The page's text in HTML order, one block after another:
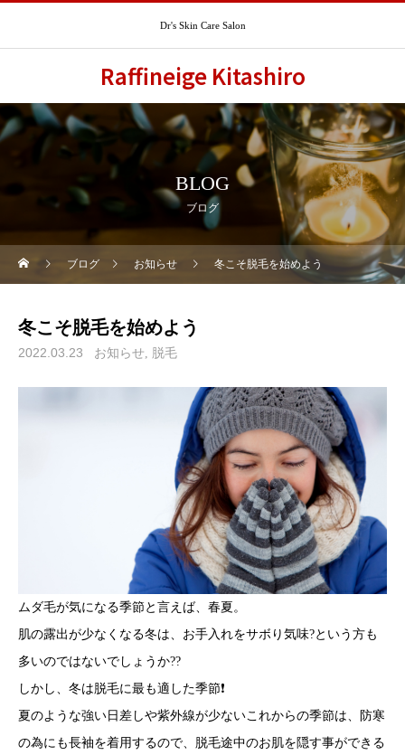
Dr's Skin Care Salon
Raffineige Kitashiro
BLOG
ブログ
ブログ お知らせ 冬こそ脱毛を始めよう
冬こそ脱毛を始めよう
2022.03.23 お知らせ 脱毛
ムダ毛が気になる季節と言えば、春夏。
肌の露出が少なくなる冬は、お手入れをサボり気味?という方も
多いのではないでしょうか??
しかし、冬は脱毛に最も適した季節❗️
夏のような強い日差しや紫外線が少ないこれからの季節は、防寒
の為にも長袖を着用するので、脱毛途中のお肌を隠す事ができる